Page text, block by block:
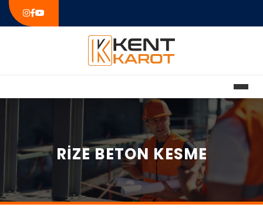
RIZE BETON KESME